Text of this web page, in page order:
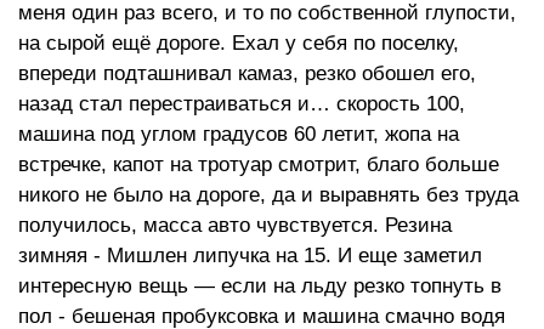
меня один раз всего, и то по собственной глупости,
на сырой ещё дороге. Ехал у себя по поселку,
впереди подташнивал камаз, резко обошел его,
назад стал перестраиваться и… скорость 100,
машина под углом градусов 60 летит, жопа на
встречке, капот на тротуар смотрит, благо больше
никого не было на дороге, да и выравнять без труда
получилось, масса авто чувствуется. Резина
зимняя - Мишлен липучка на 15. И еще заметил
интересную вещь — если на льду резко топнуть в
пол - бешеная пробуксовка и машина смачно водя